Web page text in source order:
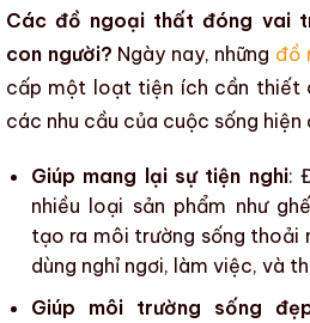
Các đồ ngoại thất đóng vai
con người? Ngày nay, những đồ
cấp một loạt tiện ích cần thiết
các nhu cầu của cuộc sống
Giúp mang lại sự tiện nghi:
nhiều loại sản phẩm như
tạo ra môi trường sống thoải
dùng nghỉ ngơi, làm việc, và
Giúp môi trường sống